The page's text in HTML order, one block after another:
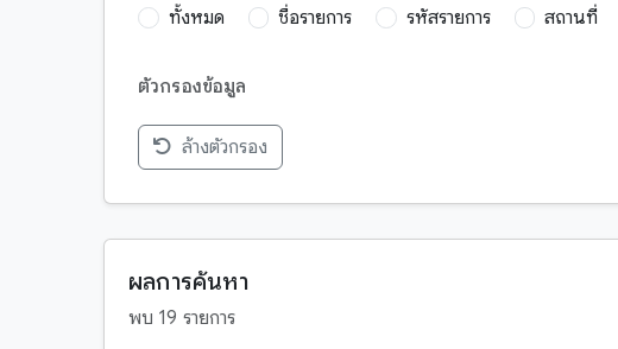
ทั้งหมด ชื่อรายการ รหัสรายการ สถานที่
ตัวกรองข้อมูล
การพยากรณ์เหตุการณ์อนาคต
ล้างตัวกรอง
ผลการค้นหา
พบ 19 รายการ